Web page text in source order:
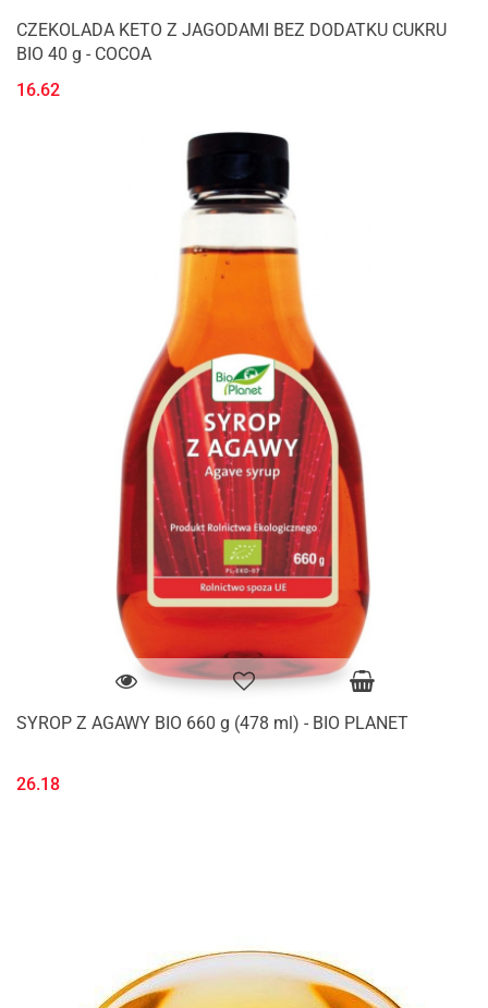
CZEKOLADA KETO Z JAGODAMI BEZ DODATKU CUKRU
BIO 40 g - COCOA
16.62
SYROP Z AGAWY BIO 660 g (478 ml) - BIO PLANET
26.18